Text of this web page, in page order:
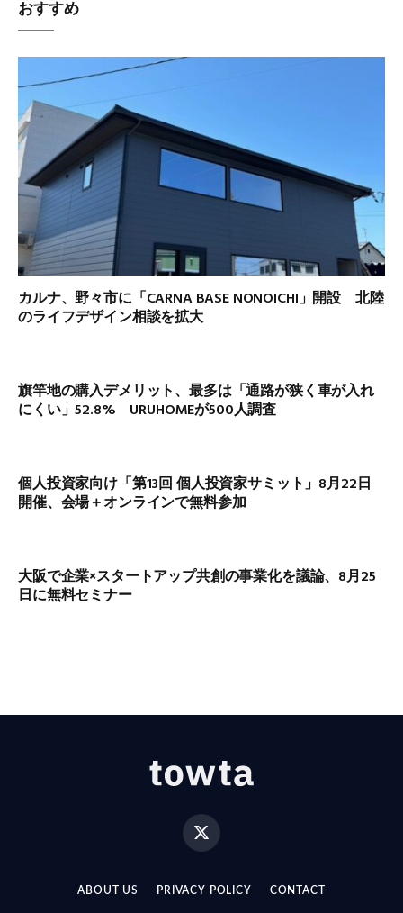
おすすめ
カルナ、野々市に「CARNA BASE NONOICHI」開設 北陸
のライフデザイン相談を拡大
旗竿地の購入デメリット、最多は「通路が狭く車が入れ
にくい」52.8% URUHOMEが500人調査
個人投資家向け「第13回 個人投資家サミット」8月22日
開催、会場＋オンラインで無料参加
大阪で企業×スタートアップ共創の事業化を議論、8月25
日に無料セミナー
X
(Twitter)
ABOUT US PRIVACY POLICY CONTACT